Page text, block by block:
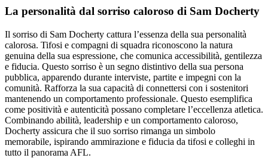
La personalità dal sorriso caloroso di Sam Docherty
Il sorriso di Sam Docherty cattura l’essenza della sua personalità
calorosa. Tifosi e compagni di squadra riconoscono la natura
genuina della sua espressione, che comunica accessibilità, gentilezza
e fiducia. Questo sorriso è un segno distintivo della sua persona
pubblica, apparendo durante interviste, partite e impegni con la
comunità. Rafforza la sua capacità di connettersi con i sostenitori
mantenendo un comportamento professionale. Questo esemplifica
come positività e autenticità possano completare l’eccellenza atletica.
Combinando abilità, leadership e un comportamento caloroso,
Docherty assicura che il suo sorriso rimanga un simbolo
memorabile, ispirando ammirazione e fiducia da tifosi e colleghi in
tutto il panorama AFL.